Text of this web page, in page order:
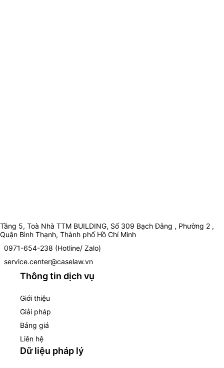
Tầng 5, Toà Nhà TTM BUILDING, Số 309 Bạch Đằng , Phường 2 ,
Quận Bình Thạnh, Thành phố Hồ Chí Minh
0971-654-238 (Hotline/ Zalo)
service.center@caselaw.vn
Thông tin dịch vụ
Giới thiệu
Giải pháp
Bảng giá
Liên hệ
Dữ liệu pháp lý